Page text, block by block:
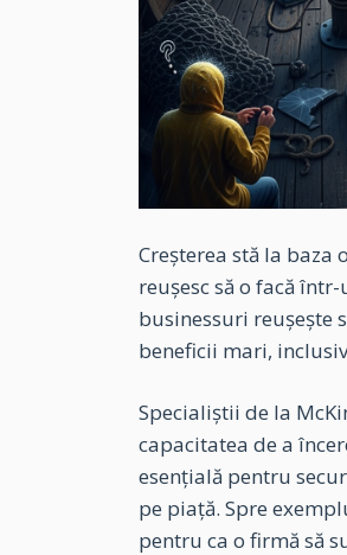
Creșterea stă la baza
reușesc să o facă
businessuri reușește
beneficii mari,
Specialiștii de la
capacitatea de a
esențială pentru
pe piață. Spre
pentru ca o firmă să